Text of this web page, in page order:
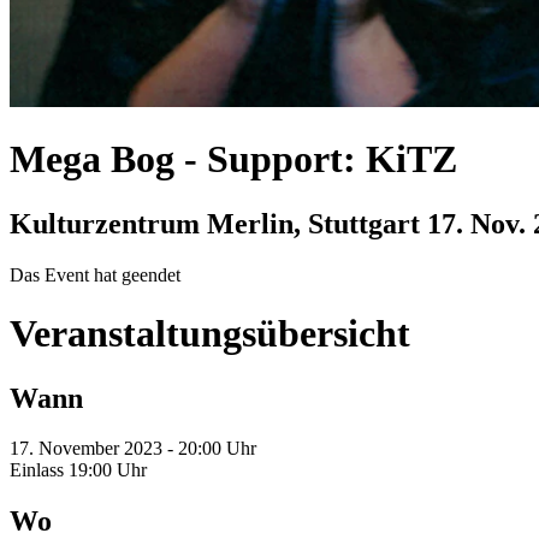
Mega Bog - Support: KiTZ
Kulturzentrum Merlin, Stuttgart 17. Nov.
Das Event hat geendet
Veranstaltungsübersicht
Wann
17. November 2023 - 20:00 Uhr
Einlass 19:00 Uhr
Wo